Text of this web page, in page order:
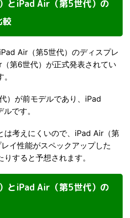
とiPad Air（第5世代）の
較
Air（第5世代）のディスプレ
第6世代）が正式発表されてい
）が前モデルであり、iPad
です。
は考えにくいので、iPad Air（第
イ性能がスペックアップした
すると予想されます。
とiPad Air（第5世代）の